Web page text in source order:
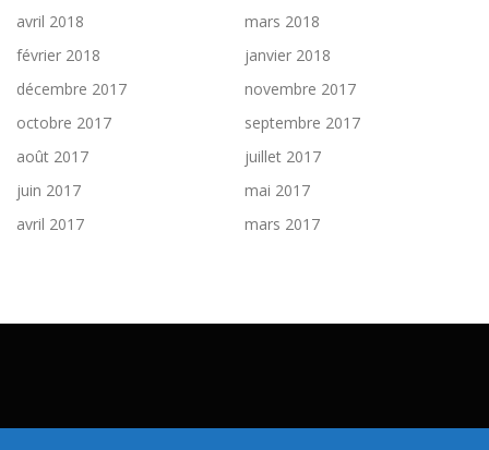
avril 2018
mars 2018
février 2018
janvier 2018
décembre 2017
novembre 2017
octobre 2017
septembre 2017
août 2017
juillet 2017
juin 2017
mai 2017
avril 2017
mars 2017